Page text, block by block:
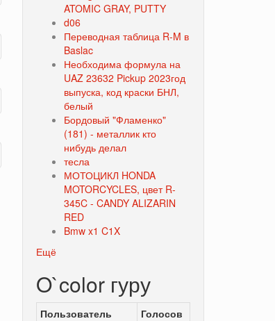
ATOMIC GRAY, PUTTY
d06
Переводная таблица R-M в
Baslac
Необходима формула на
UAZ 23632 Pickup 2023год
выпуска, код краски БНЛ,
белый
Бордовый "Фламенко"
(181) - металлик кто
нибудь делал
тесла
МОТОЦИКЛ HONDA
MOTORCYCLES, цвет R-
345C - CANDY ALIZARIN
RED
Bmw x1 C1X
Ещё
O`color гуру
Пользователь
Голосов